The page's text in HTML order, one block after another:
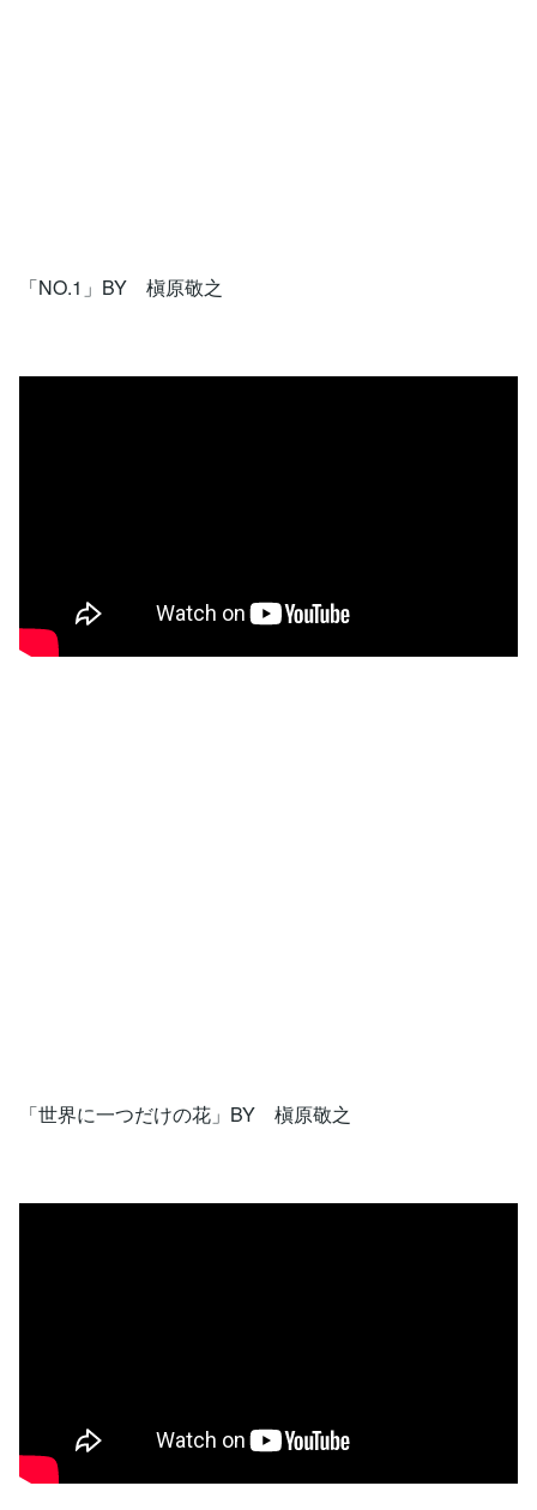
「NO.1」BY 槇原敬之
「世界に一つだけの花」BY 槇原敬之